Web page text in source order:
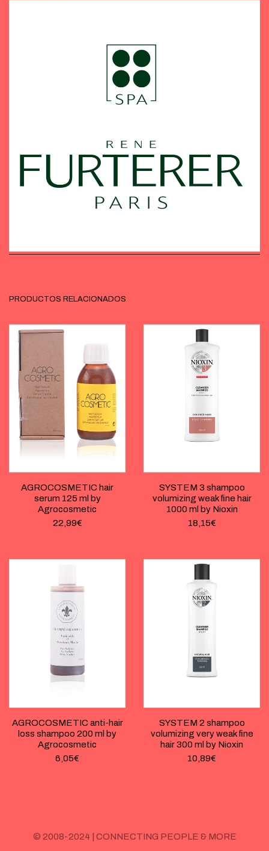
PRODUCTOS RELACIONADOS
AGROCOSMETIC hair
serum 125 ml by
Agrocosmetic
22,99€
SYSTEM 3 shampoo
volumizing weak fine hair
1000 ml by Nioxin
18,15€
AGROCOSMETIC anti-hair
loss shampoo 200 ml by
Agrocosmetic
6,05€
SYSTEM 2 shampoo
volumizing very weak fine
hair 300 ml by Nioxin
10,89€
© 2008-2024 | CONNECTING PEOPLE & MORE